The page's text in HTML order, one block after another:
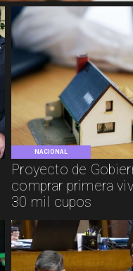
NACIONAL
Proyecto de
comprar primera
30 mil cupos